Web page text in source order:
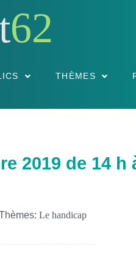
62
THÈMES
2019 de 14 h
Le handicap